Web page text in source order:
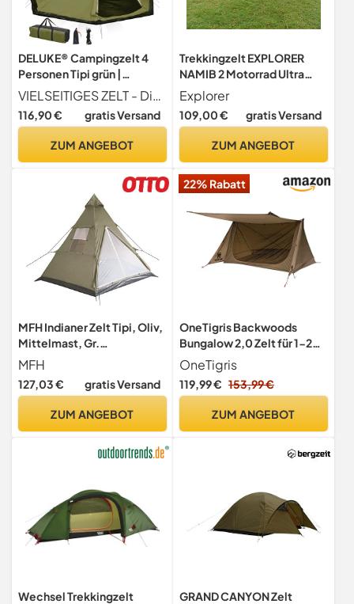
DELUKE® Campingzelt 4
Personen Tipi grün |
atmungsaktiv | Tipi
Pyramidenzelt Familienzelt
für 4 Personen Gruppenzelt
Zelten
VIELSEITIGES ZELT - Dieses Zelt ist perfekt für all Ihre Campingabenteuer! Es hat ein gemütliches Interieur, geeignet zum Campen im Freien, bei Festivals und im Urlaub auf dem Campingplatz.
116,90 € gratis Versand
ZUM ANGEBOT
Trekkingzelt EXPLORER
NAMIB 2 Motorrad Ultra
Leicht Aktive 1-2 Personen
Camping
Explorer
109,00 € gratis Versand
ZUM ANGEBOT
MFH Indianer Zelt Tipi, Oliv,
Mittelmast, Gr.
290x270x225 cm
MFH
127,03 € gratis Versand
ZUM ANGEBOT
22% Rabatt
OneTigris Backwoods
Bungalow 2,0 Zelt für 1-2
Personen Camping Zelt
leichtes Wurfzelt
wasserdicht 3 Jahreszeit
Outdoor (Kojote Braun)
OneTigris
119,99 € 153,99 €
ZUM ANGEBOT
Wechsel Trekkingzelt
GRAND CANYON Zelt